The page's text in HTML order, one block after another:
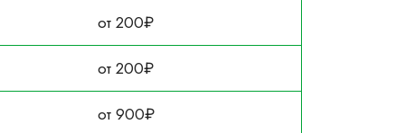
от 200₽
от 200₽
от 900₽